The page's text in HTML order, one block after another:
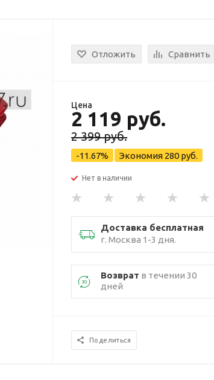
Отложить Сравнить
Цена
2 119 руб.
2 399 руб.
-11.67% Экономия 280 руб.
Нет в наличии
Доставка бесплатная
г. Москва 1-3 дня.
Возврат в течении 30
дней
Поделиться